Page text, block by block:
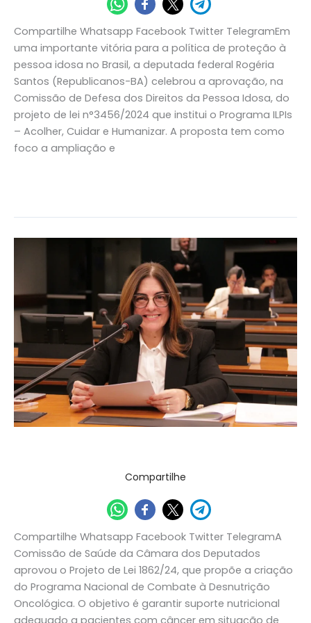
Compartilhe Whatsapp Facebook Twitter TelegramEm
uma importante vitória para a política de proteção à
pessoa idosa no Brasil, a deputada federal Rogéria
Santos (Republicanos-BA) celebrou a aprovação, na
Comissão de Defesa dos Direitos da Pessoa Idosa, do
projeto de lei n°3456/2024 que institui o Programa ILPIs
– Acolher, Cuidar e Humanizar. A proposta tem como
foco a ampliação e
Compartilhe
Compartilhe Whatsapp Facebook Twitter TelegramA
Comissão de Saúde da Câmara dos Deputados
aprovou o Projeto de Lei 1862/24, que propõe a criação
do Programa Nacional de Combate à Desnutrição
Oncológica. O objetivo é garantir suporte nutricional
adequado a pacientes com câncer em situação de
aprova
programa
nacional
para
combater
desnutrição
em
pacientes
com